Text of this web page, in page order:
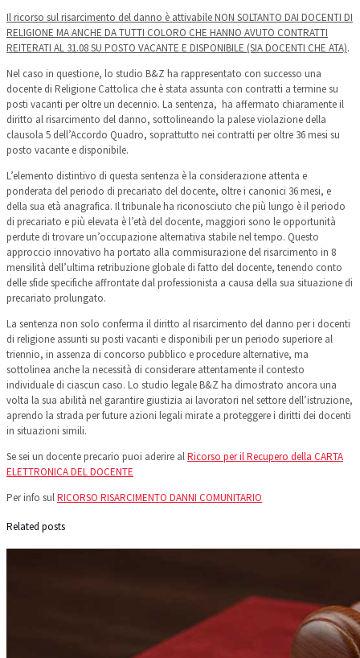
Il ricorso sul risarcimento del danno è attivabile NON SOLTANTO DAI DOCENTI DI
RELIGIONE MA ANCHE DA TUTTI COLORO CHE HANNO AVUTO CONTRATTI
REITERATI AL 31.08 SU POSTO VACANTE E DISPONIBILE (SIA DOCENTI CHE ATA).
Nel caso in questione, lo studio B&Z ha rappresentato con successo una
docente di Religione Cattolica che è stata assunta con contratti a termine su
posti vacanti per oltre un decennio. La sentenza, ha affermato chiaramente il
diritto al risarcimento del danno, sottolineando la palese violazione della
clausola 5 dell’Accordo Quadro, soprattutto nei contratti per oltre 36 mesi su
posto vacante e disponibile.
L’elemento distintivo di questa sentenza è la considerazione attenta e
ponderata del periodo di precariato del docente, oltre i canonici 36 mesi, e
della sua età anagrafica. Il tribunale ha riconosciuto che più lungo è il periodo
di precariato e più elevata è l’età del docente, maggiori sono le opportunità
perdute di trovare un’occupazione alternativa stabile nel tempo. Questo
approccio innovativo ha portato alla commisurazione del risarcimento in 8
mensilità dell’ultima retribuzione globale di fatto del docente, tenendo conto
delle sfide specifiche affrontate dal professionista a causa della sua situazione di
precariato prolungato.
La sentenza non solo conferma il diritto al risarcimento del danno per i docenti
di religione assunti su posti vacanti e disponibili per un periodo superiore al
triennio, in assenza di concorso pubblico e procedure alternative, ma
sottolinea anche la necessità di considerare attentamente il contesto
individuale di ciascun caso. Lo studio legale B&Z ha dimostrato ancora una
volta la sua abilità nel garantire giustizia ai lavoratori nel settore dell’istruzione,
aprendo la strada per future azioni legali mirate a proteggere i diritti dei docenti
in situazioni simili.
Se sei un docente precario puoi aderire alRicorso per il Recupero della CARTA
ELETTRONICA DEL DOCENTE
Per info sulRICORSO RISARCIMENTO DANNI COMUNITARIO
Related posts